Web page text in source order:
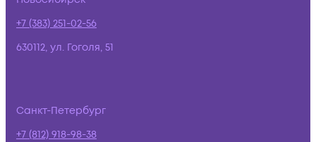
+7 (383) 251-02-56
630112, ул. Гоголя, 51
Санкт-Петербург
+7 (812) 918-98-38